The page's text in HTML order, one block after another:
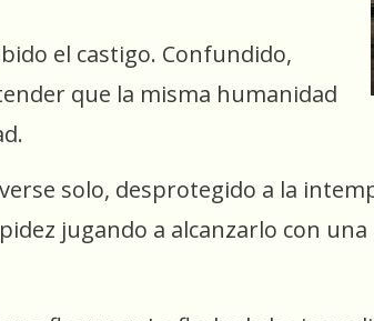
el castigo. Confundido,
que la misma humanidad
solo, desprotegido a la
jugando a alcanzarlo con